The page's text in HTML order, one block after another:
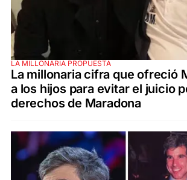
LA MILLONARIA PROPUESTA
La millonaria cifra que ofreció
a los hijos para evitar el juicio
derechos de Maradona